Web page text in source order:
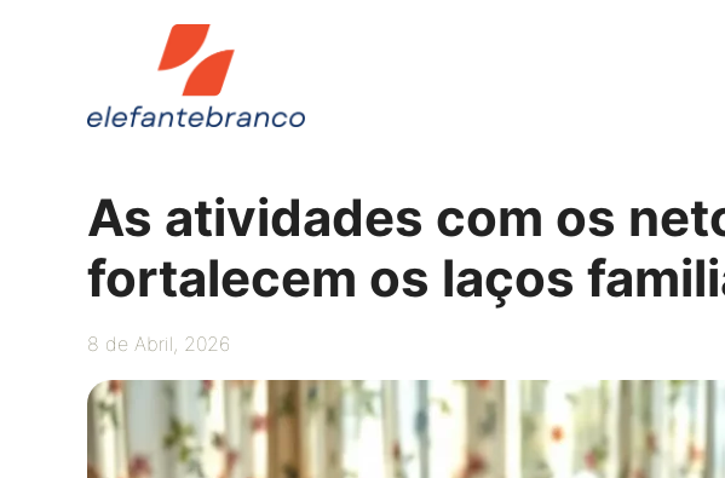
As atividades com os
fortalecem os laços
8 de Abril, 2026